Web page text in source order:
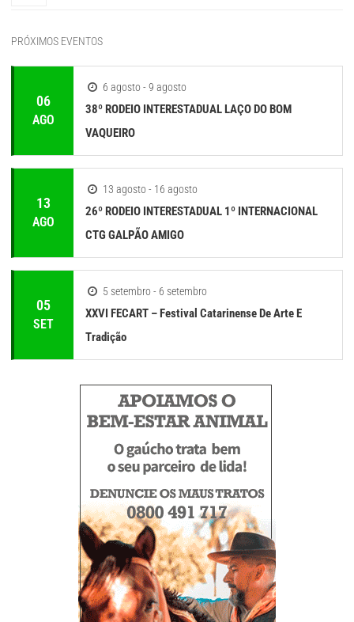
PRÓXIMOS EVENTOS
06
AGO
6 agosto - 9 agosto
38º RODEIO INTERESTADUAL LAÇO DO BOM
VAQUEIRO
13
AGO
13 agosto - 16 agosto
26º RODEIO INTERESTADUAL 1º INTERNACIONAL
CTG GALPÃO AMIGO
05
SET
5 setembro - 6 setembro
XXVI FECART – Festival Catarinense De Arte E
Tradição